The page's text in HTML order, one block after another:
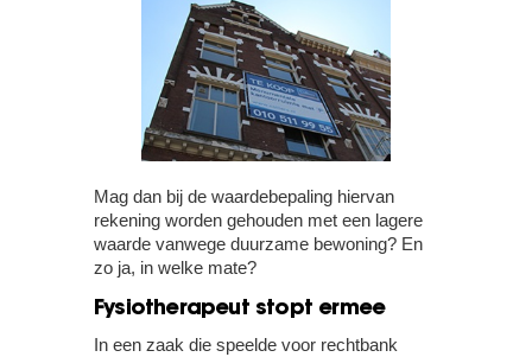
Mag dan bij de waardebepaling hiervan
rekening worden gehouden met een lagere
waarde vanwege duurzame bewoning? En
zo ja, in welke mate?
Fysiotherapeut stopt ermee
In een zaak die speelde voor rechtbank